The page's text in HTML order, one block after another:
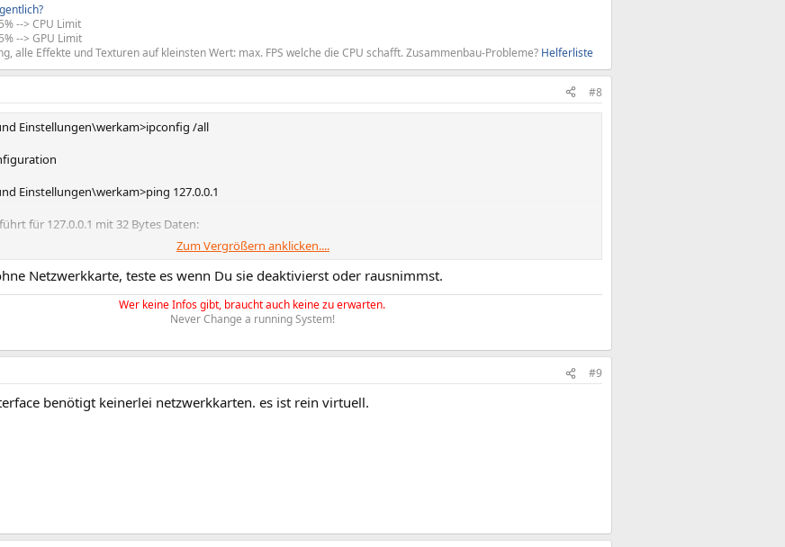
--> CPU Limit
--> GPU Limit
alle Effekte und Texturen auf kleinsten Wert: max. FPS welche die CPU schafft. Zusammenbau-Probleme? Helferliste
#8
Einstellungen\werkam>ipconfig /all
Einstellungen\werkam>ping 127.0.0.1
für 127.0.0.1 mit 32 Bytes Daten:
Bytes=32 Zeit<1ms TTL=128
Bytes=32 Zeit<1ms TTL=128
Bytes=32 Zeit<1ms TTL=128
Bytes=32 Zeit<1ms TTL=128
Millisek.:
= 0ms, Mittelwert = 0ms
Zum Vergrößern anklicken....
Netzwerkkarte, teste es wenn Du sie deaktivierst oder rausnimmst.
Wer keine Infos gibt, braucht auch keine zu erwarten.
Never Change a running System!
#9
benötigt keinerlei netzwerkkarten. es ist rein virtuell.